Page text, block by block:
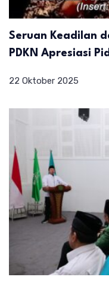
Seruan Keadilan
PDKN Apresiasi
22 Oktober 2025